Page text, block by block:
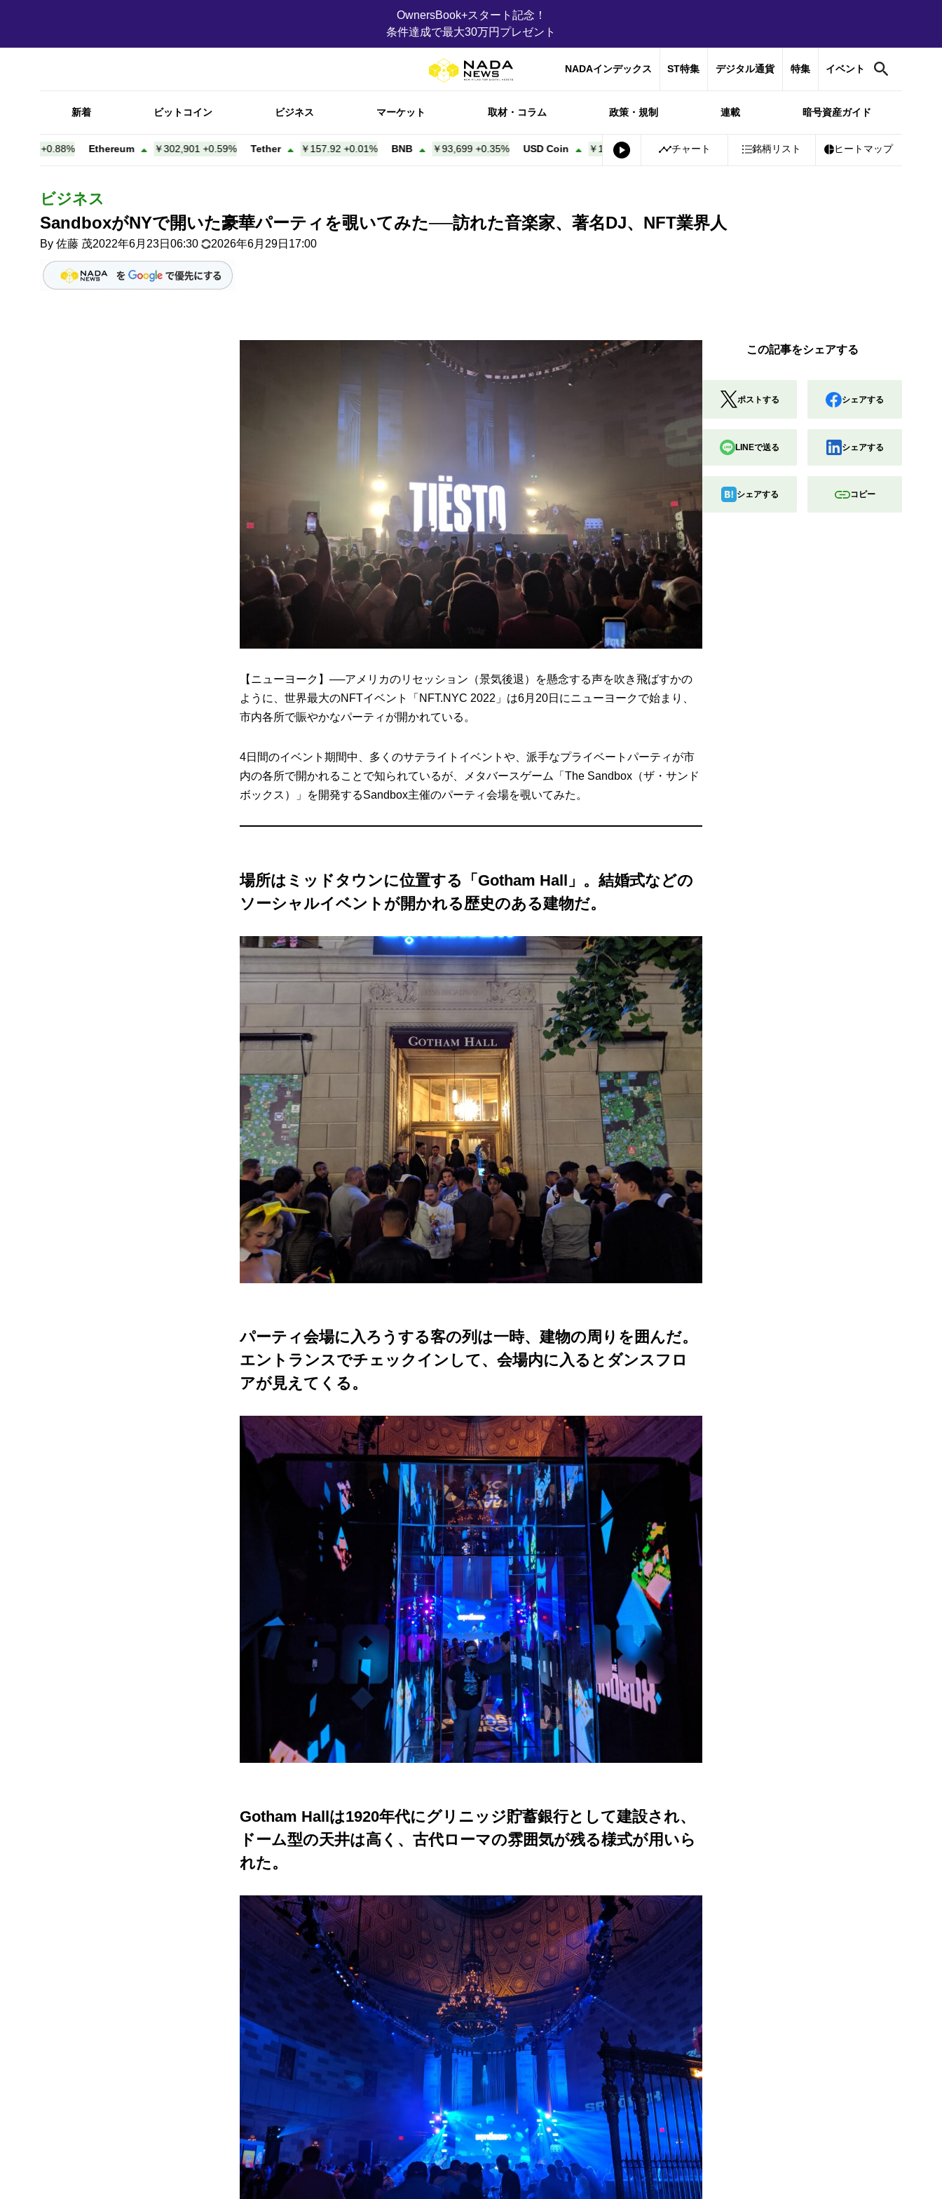
OwnersBook+スタート記念！
条件達成で最大30万円プレゼント
NADAインデックス ST特集 デジタル通貨 特集 イベント
新着 ビットコイン ビジネス マーケット 取材・コラム 政策・規制 連載 暗号資産ガイド
Ethereum ￥302,901+0.59% Tether ￥157.92+0.01% BNB ￥93,699+0.35% USD Coin ￥158.00+0.00% Bitcoin ￥10,265,415+0.88% Ethereum ￥302,901
チャート 銘柄リスト ヒートマップ
ビジネス
SandboxがNYで開いた豪華パーティを覗いてみた──訪れた音楽家、著名DJ、NFT業界人
By 佐藤 茂2022年6月23日06:30 2026年6月29日17:00
【ニューヨーク】──アメリカのリセッション（景気後退）を懸念する声を吹き飛ばすかの
ように、世界最大のNFTイベント「NFT.NYC 2022」は6月20日にニューヨークで始まり、
市内各所で賑やかなパーティが開かれている。
4日間のイベント期間中、多くのサテライトイベントや、派手なプライベートパーティが市
内の各所で開かれることで知られているが、メタバースゲーム「The Sandbox（ザ・サンド
ボックス）」を開発するSandbox主催のパーティ会場を覗いてみた。
場所はミッドタウンに位置する「Gotham Hall」。結婚式などの
ソーシャルイベントが開かれる歴史のある建物だ。
パーティ会場に入ろうする客の列は一時、建物の周りを囲んだ。
エントランスでチェックインして、会場内に入るとダンスフロ
アが見えてくる。
Gotham Hallは1920年代にグリニッジ貯蓄銀行として建設され、
ドーム型の天井は高く、古代ローマの雰囲気が残る様式が用いら
れた。
この記事をシェアする
ポストする シェアする
LINEで送る シェアする
シェアする コピー